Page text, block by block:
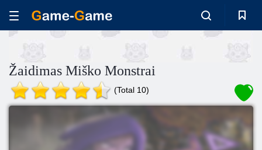
Žaidimas Miško Monstrai
(Total 10)